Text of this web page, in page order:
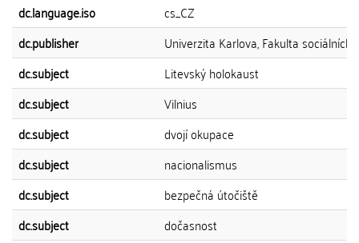
dc.language.iso
cs_CZ
dc.publisher
Univerzita Karlova, Fakulta sociálních
dc.subject
Litevský holokaust
dc.subject
Vilnius
dc.subject
dvojí okupace
dc.subject
nacionalismus
dc.subject
bezpečná útočiště
dc.subject
dočasnost